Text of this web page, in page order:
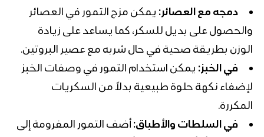
دمجه مع العصائر: يمكن مزج التمور في العصائر
والحصول على بديل للسكر، كما يساعد على زيادة
الوزن بطريقة صحية في حال شربه مع عصير البروتين.
في الخبز: يمكن استخدام التمور في وصفات الخبز
لإضفاء نكهة حلوة طبيعية بدلاً من السكريات
المكررة.
في السلطات والأطباق:أضف التمور المفرومة إلى